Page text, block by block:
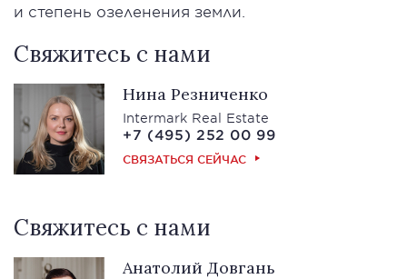
и степень озеленения земли.
Свяжитесь с нами
Нина Резниченко
Intermark Real Estate
+7 (495) 252 00 99
СВЯЗАТЬСЯ СЕЙЧАС
Свяжитесь с нами
Анатолий Довгань